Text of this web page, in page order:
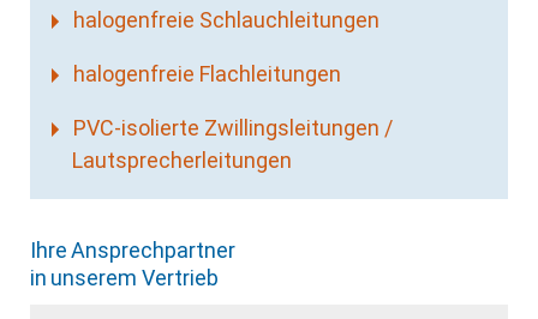
halogenfreie Schlauchleitungen
halogenfreie Flachleitungen
PVC-isolierte Zwillingsleitungen /
Lautsprecherleitungen
Ihre Ansprechpartner
in unserem Vertrieb